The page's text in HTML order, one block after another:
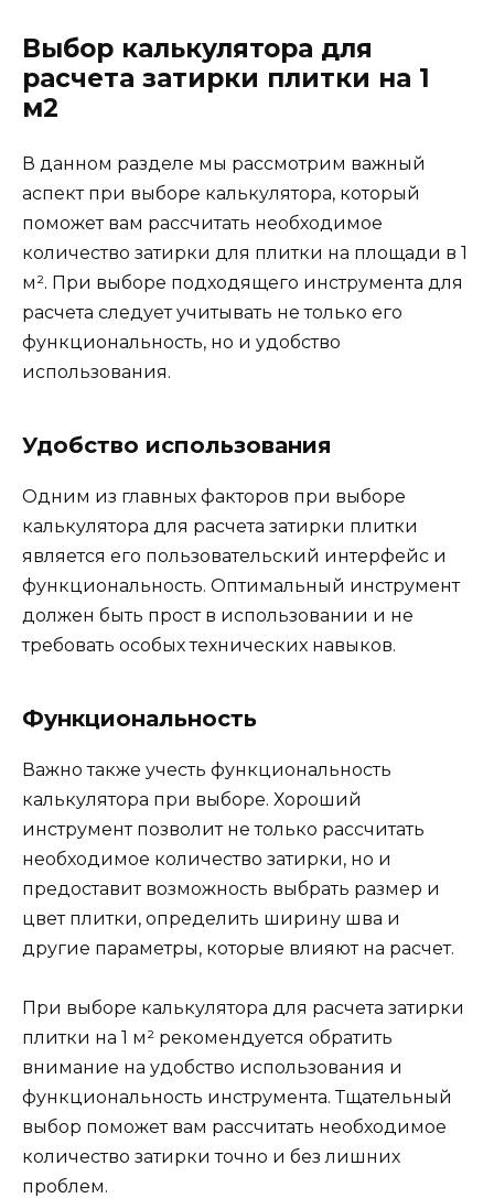
Выбор калькулятора для
расчета затирки плитки на 1
м2
В данном разделе мы рассмотрим важный
аспект при выборе калькулятора, который
поможет вам рассчитать необходимое
количество затирки для плитки на площади в 1
м². При выборе подходящего инструмента для
расчета следует учитывать не только его
функциональность, но и удобство
использования.
Удобство использования
Одним из главных факторов при выборе
калькулятора для расчета затирки плитки
является его пользовательский интерфейс и
функциональность. Оптимальный инструмент
должен быть прост в использовании и не
требовать особых технических навыков.
Функциональность
Важно также учесть функциональность
калькулятора при выборе. Хороший
инструмент позволит не только рассчитать
необходимое количество затирки, но и
предоставит возможность выбрать размер и
цвет плитки, определить ширину шва и
другие параметры, которые влияют на расчет.
При выборе калькулятора для расчета затирки
плитки на 1 м² рекомендуется обратить
внимание на удобство использования и
функциональность инструмента. Тщательный
выбор поможет вам рассчитать необходимое
количество затирки точно и без лишних
проблем.